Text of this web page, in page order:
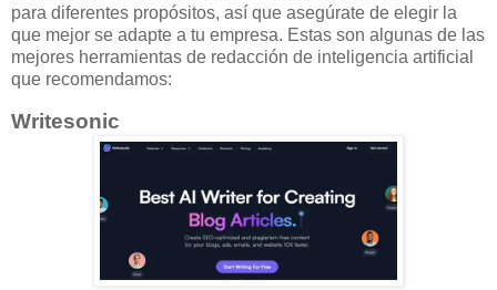
para diferentes propósitos, así que asegúrate de elegir la
que mejor se adapte a tu empresa. Estas son algunas de las
mejores herramientas de redacción de inteligencia artificial
que recomendamos:
Writesonic